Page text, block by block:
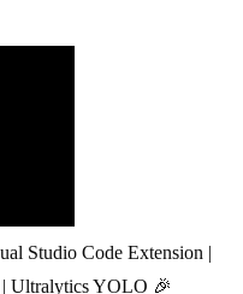
Studio Code Extension |
| Ultralytics YOLO 🎉